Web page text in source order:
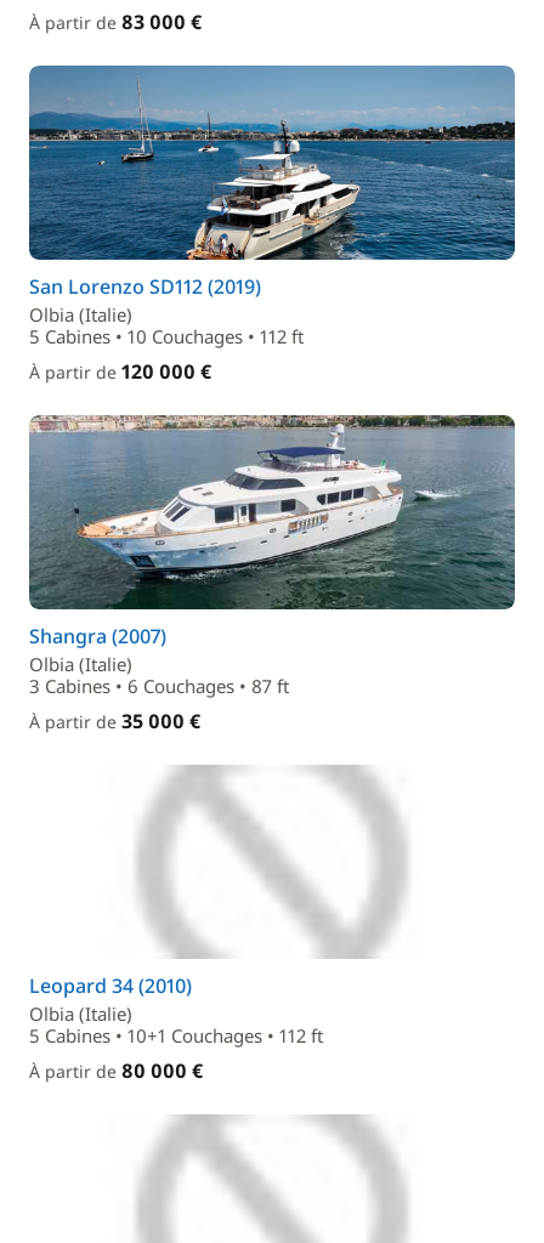
À partir de 83 000 €
San Lorenzo SD112 (2019)
Olbia (Italie)
5 Cabines • 10 Couchages • 112 ft
À partir de 120 000 €
Shangra (2007)
Olbia (Italie)
3 Cabines • 6 Couchages • 87 ft
À partir de 35 000 €
Leopard 34 (2010)
Olbia (Italie)
5 Cabines • 10+1 Couchages • 112 ft
À partir de 80 000 €